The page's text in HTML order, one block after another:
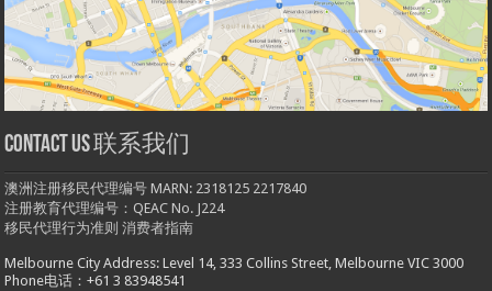
Contact us 联系我们
澳洲注册移民代理编号 MARN: 2318125 2217840
注册教育代理编号：QEAC No. J224
移民代理行为准则 消费者指南
Melbourne City Address: Level 14, 333 Collins Street, Melbourne VIC 3000
Phone电话：+61 3 83948541